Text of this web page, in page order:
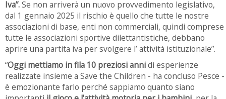
Iva”.Se non arriverà un nuovo provvedimento legislativo,
dal 1 gennaio 2025 il rischio è quello che tutte le nostre
associazioni di base, enti non commerciali, quindi comprese
tutte le associazioni sportive dilettantistiche, debbano
aprire una partita iva per svolgere l’ attività istituzionale”.
“Oggi mettiamo in fila 10 preziosi annidi esperienze
realizzate insieme a Save the Children - ha concluso Pesce -
è emozionante farlo perché sappiamo quanto siano